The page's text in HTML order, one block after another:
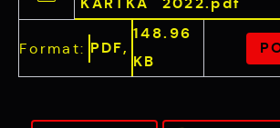
KARTKA 2022.pdf
Format: PDF,
148.96
KB